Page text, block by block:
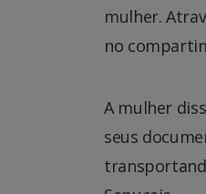
mulher.
no
A mulher
seus